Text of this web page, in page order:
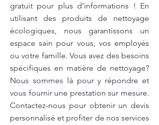
gratuit pour plus d'informations ! En
utilisant des produits de nettoyage
écologiques, nous garantissons un
espace sain pour vous, vos employés
ou votre famille. Vous avez des besoins
spécifiques en matière de nettoyage?
Nous sommes là pour y répondre et
vous fournir une prestation sur mesure.
Contactez-nous pour obtenir un devis
personnalisé et profiter de nos services